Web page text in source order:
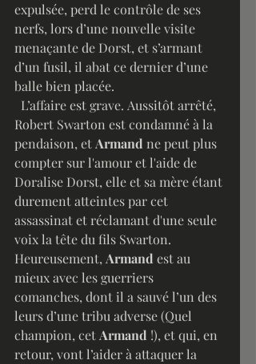
expulsée, perd le contrôle de ses
nerfs, lors d’une nouvelle visite
menaçante de Dorst, et s’armant
d’un fusil, il abat ce dernier d’une
balle bien placée.
Robert Swarton est condamné à la
pendaison, et Armand ne peut plus
compter sur l'amour et l'aide de
Doralise Dorst, elle et sa mère étant
durement atteintes par cet
assassinat et réclamant d'une seule
voix la tête du fils Swarton.
Heureusement, Armand est au
mieux avec les guerriers
comanches, dont il a sauvé l’un des
leurs d’une tribu adverse (Quel
champion, cet Armand !), et qui, en
retour, vont l’aider à attaquer la